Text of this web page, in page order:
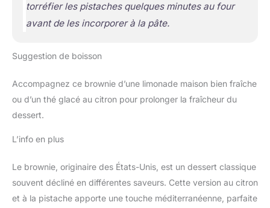
torréfier les pistaches quelques minutes au four
avant de les incorporer à la pâte.
Suggestion de boisson
Accompagnez ce brownie d’une limonade maison bien fraîche
ou d’un thé glacé au citron pour prolonger la fraîcheur du
dessert.
L’info en plus
Le brownie, originaire des États-Unis, est un dessert classique
souvent décliné en différentes saveurs. Cette version au citron
et à la pistache apporte une touche méditerranéenne, parfaite